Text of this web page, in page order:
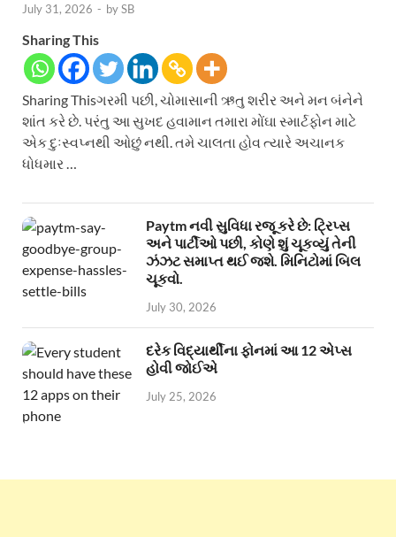
July 31, 2026 - bySB
Sharing This
Sharing Thisગરમી પછી, ચોમાસાની ઋતુ શરીર અને મન બંનેને
શાંત કરે છે. પરંતુ આ સુખદ હવામાન તમારા મોંઘા સ્માર્ટફોન માટે
એક દુઃસ્વપ્નથી ઓછું નથી. તમે ચાલતા હોવ ત્યારે અચાનક
ધોધમાર …
Paytm નવી સુવિધા રજૂ કરે છે: ટ્રિપ્સ
અને પાર્ટીઓ પછી, કોણે શું ચૂકવ્યું તેની
ઝંઝટ સમાપ્ત થઈ જશે. મિનિટોમાં બિલ
ચૂકવો.
July 30, 2026
દરેક વિદ્યાર્થીના ફોનમાં આ 12 એપ્સ
હોવી જોઈએ
July 25, 2026